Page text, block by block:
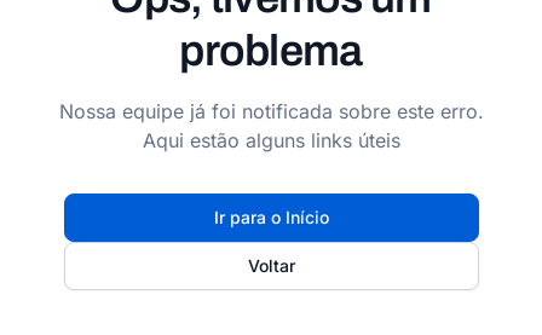
problema
Nossa equipe já foi notificada sobre este erro.
Aqui estão alguns links úteis
Ir para o Início
Voltar